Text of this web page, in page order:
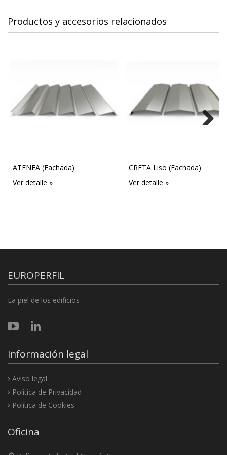
Productos y accesorios relacionados
ATENEA (Fachada)
Ver detalle »
CRETA Liso (Fachada)
Ver detalle »
EUROPERFIL
La piel de los edificios
Información legal
Aviso legal
Política de Privacidad
Política de Cookies
Oficina